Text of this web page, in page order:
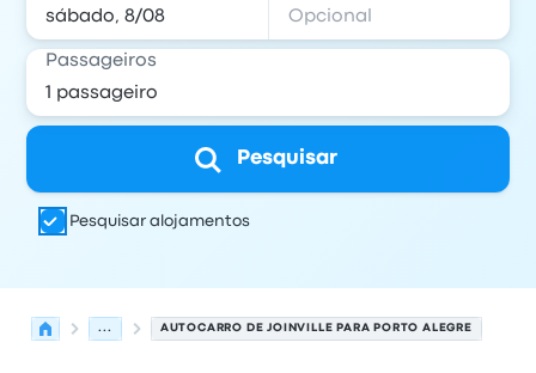
Passageiros
Pesquisar
Pesquisar alojamentos
... AUTOCARRO DE JOINVILLE PARA PORTO ALEGRE